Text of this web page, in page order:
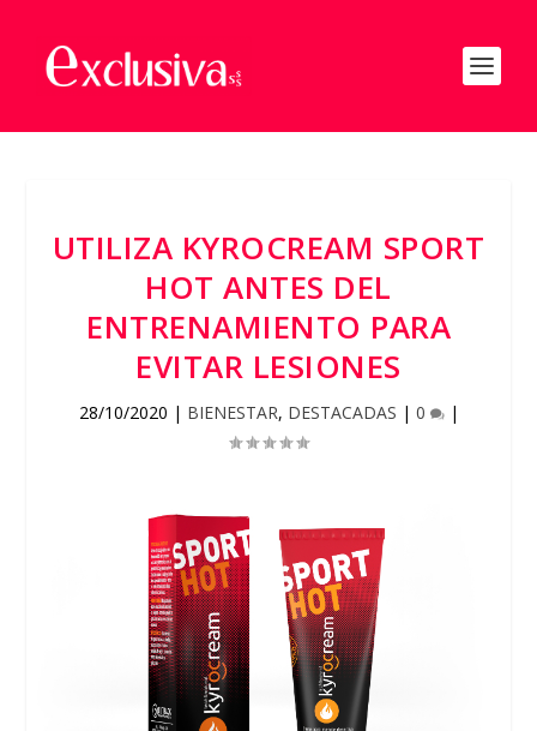
UTILIZA KYROCREAM SPORT
HOT ANTES DEL
ENTRENAMIENTO PARA
EVITAR LESIONES
28/10/2020 | BIENESTAR, DESTACADAS | 0 |